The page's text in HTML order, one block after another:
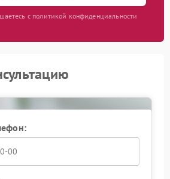
с политикой конфиденциальности